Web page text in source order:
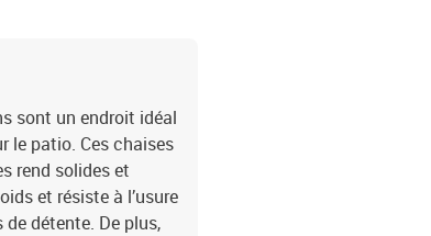
sont un endroit idéal
le patio. Ces chaises
rend solides et
et résiste à l’usure
détente. De plus,